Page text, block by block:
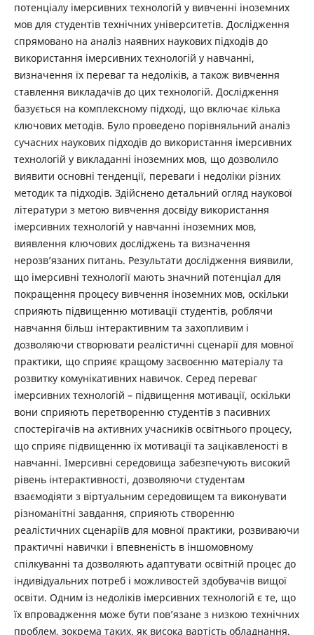
потенціалу імерсивних технологій у вивченні іноземних
мов для студентів технічних університетів. Дослідження
спрямовано на аналіз наявних наукових підходів до
використання імерсивних технологій у навчанні,
визначення їх переваг та недоліків, а також вивчення
ставлення викладачів до цих технологій. Дослідження
базується на комплексному підході, що включає кілька
ключових методів. Було проведено порівняльний аналіз
сучасних наукових підходів до використання імерсивних
технологій у викладанні іноземних мов, що дозволило
виявити основні тенденції, переваги і недоліки різних
методик та підходів. Здійснено детальний огляд наукової
літератури з метою вивчення досвіду використання
імерсивних технологій у навчанні іноземних мов,
виявлення ключових досліджень та визначення
нерозв’язаних питань. Результати дослідження виявили,
що імерсивні технології мають значний потенціал для
покращення процесу вивчення іноземних мов, оскільки
сприяють підвищенню мотивації студентів, роблячи
навчання більш інтерактивним та захопливим і
дозволяючи створювати реалістичні сценарії для мовної
практики, що сприяє кращому засвоєнню матеріалу та
розвитку комунікативних навичок. Серед переваг
імерсивних технологій – підвищення мотивації, оскільки
вони сприяють перетворенню студентів з пасивних
спостерігачів на активних учасників освітнього процесу,
що сприяє підвищенню їх мотивації та зацікавленості в
навчанні. Імерсивні середовища забезпечують високий
рівень інтерактивності, дозволяючи студентам
взаємодіяти з віртуальним середовищем та виконувати
різноманітні завдання, сприяють створенню
реалістичних сценаріїв для мовної практики, розвиваючи
практичні навички і впевненість в іншомовному
спілкуванні та дозволяють адаптувати освітній процес до
індивідуальних потреб і можливостей здобувачів вищої
освіти. Одним із недоліків імерсивних технологій є те, що
їх впровадження може бути пов’язане з низкою технічних
проблем, зокрема таких, як висока вартість обладнання,